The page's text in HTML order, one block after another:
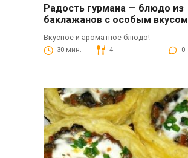
Радость гурмана — блюдо из
баклажанов с особым вкусом
Вкусное и ароматное блюдо!
30 мин. 4 0